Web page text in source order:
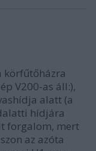
körfűtőházra
V200-as áll:),
alatt (a
hídjára
forgalom, mert
az azóta